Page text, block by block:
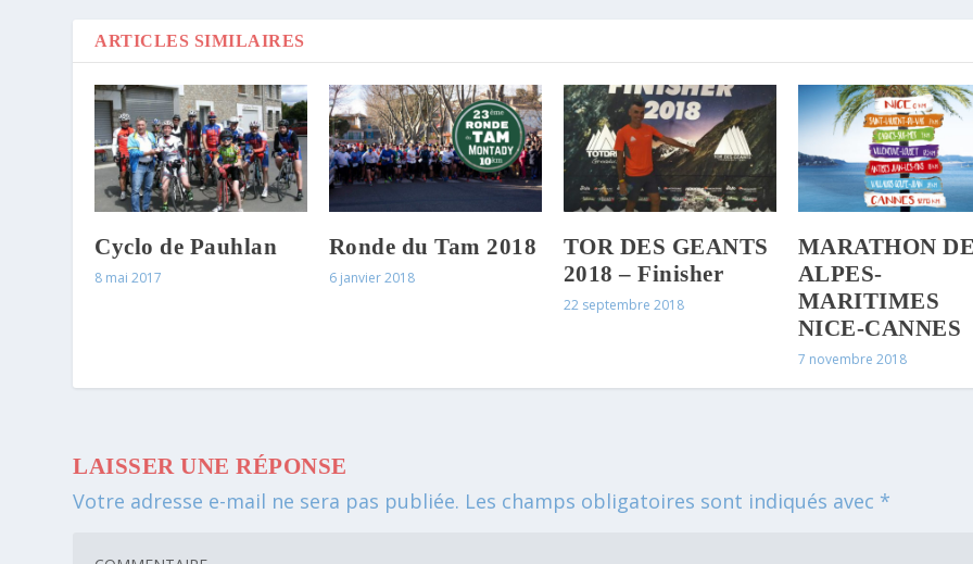
ARTICLES SIMILAIRES
Cyclo de Pauhlan
8 mai 2017
Ronde du Tam 2018
6 janvier 2018
TOR DES GEANTS
2018 – Finisher
22 septembre 2018
MARATHON
ALPES-
MARITIMES
NICE-CANNES
7 novembre 2018
LAISSER UNE RÉPONSE
Votre adresse e-mail ne sera pas publiée. Les champs obligatoires sont indiqués avec *